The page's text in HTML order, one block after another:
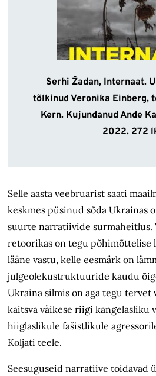
Serhi Žadan, Internaat.
tõlkinud Veronika Einberg,
Kern. Kujundanud Ande
2022. 272
Selle aasta veebruarist saati
keskmes püsinud sõda Ukrainas
suurte narratiivide surmaheitlus.
retoorikas on tegu põhimõttelise
lääne vastu, kelle eesmärk on
julgeolekustruktuuride kaudu
Ukraina silmis on aga tegu tervet
kaitsva väikese riigi kangelasliku
hiiglaslikule fašistlikule
Koljati teele.
Seesuguseid narratiive toidavad